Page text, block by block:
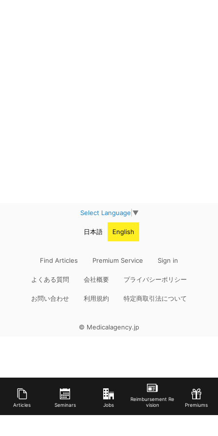
Articles Seminars Jobs
Reimbursement Re
vision
Premiums
Select Language ▼
日本語 English
Find Articles Premium Service Sign in
よくある質問 会社概要 プライバシーポリシー
お問い合わせ 利用規約 特定商取引法について
© Medicalagency.jp